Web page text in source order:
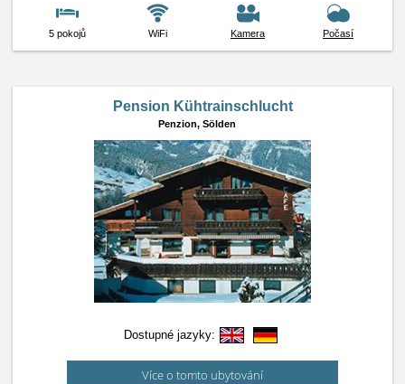
5 pokojů WiFi Kamera Počasí
Pension Kühtrainschlucht
Penzion, Sölden
Dostupné jazyky:
Více o tomto ubytování